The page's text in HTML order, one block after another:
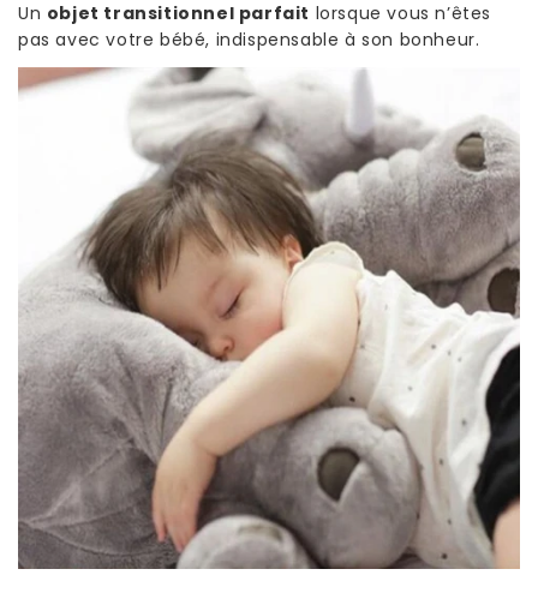
Un objet transitionnel parfait lorsque vous n’êtes
pas avec votre bébé, indispensable à son bonheur.